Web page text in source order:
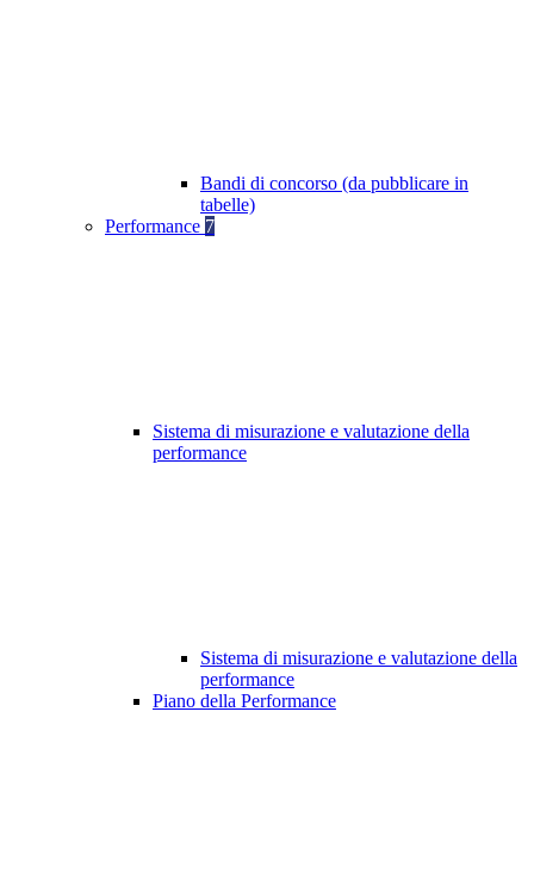
Bandi di concorso (da pubblicare in
tabelle)
Performance 7
Sistema di misurazione e valutazione della
performance
Sistema di misurazione e valutazione della
performance
Piano della Performance